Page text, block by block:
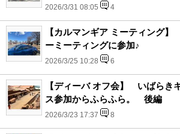
2026/3/31 08:05 4
【カルマンギア ミーティング
ーミーティングに参加♪
2026/3/25 10:28 6
【ディーバ オフ会】 いばらき
ス参加からふらふら。 後編
2026/3/23 17:37 8